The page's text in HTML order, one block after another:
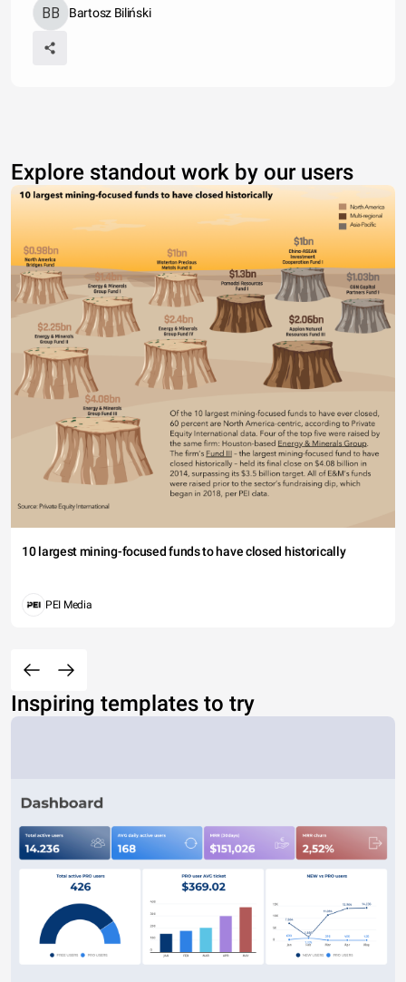
Bartosz Biliński
Explore standout work by our users
10 largest mining-focused funds to have closed historically
PEI Media
Inspiring templates to try